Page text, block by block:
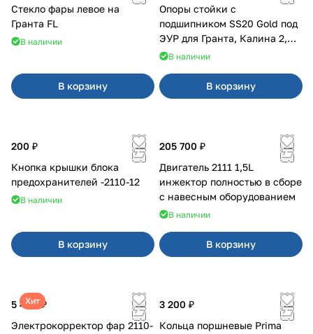
Стекло фары левое на
Гранта FL
В наличии
В корзину
Опоры стойки с
подшипником SS20 Gold под
ЭУР для Гранта, Калина 2,
Datsun
В наличии
В корзину
200 ₽
Кнопка крышки блока
предохранителей -2110-12
В наличии
В корзину
205 700 ₽
Двигатель 2111 1,5L
инжектор полностью в сборе
с навесным оборудованием
В наличии
В корзину
Хит
5 400 ₽
Электрокорректор фар 2110-
3 200 ₽
Кольца поршневые Prima